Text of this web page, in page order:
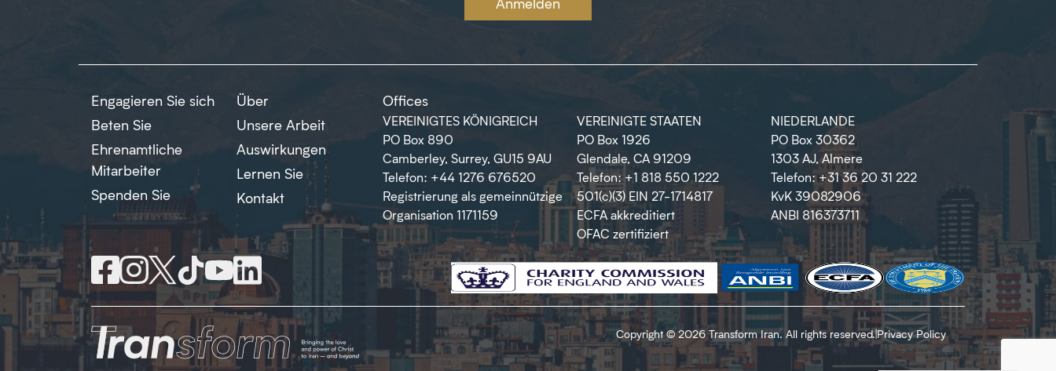
Engagieren Sie sich
Beten Sie
Ehrenamtliche
Mitarbeiter
Spenden Sie
Über
Unsere Arbeit
Auswirkungen
Lernen Sie
Kontakt
Offices
VEREINIGTES KÖNIGREICH
PO Box 890
Camberley, Surrey, GU15 9AU
Telefon: +44 1276 676520
Registrierung als gemeinnützige
Organisation 1171159
VEREINIGTE STAATEN
PO Box 1926
Glendale, CA 91209
Telefon: +1 818 550 1222
501(c)(3) EIN 27-1714817
ECFA akkreditiert
OFAC zertifiziert
NIEDERLANDE
PO Box 30362
1303 AJ, Almere
Telefon: +31 36 20 31 222
KvK 39082906
ANBI 816373711
Copyright © 2026 Transform Iran. All rights reserved.|Privacy Policy